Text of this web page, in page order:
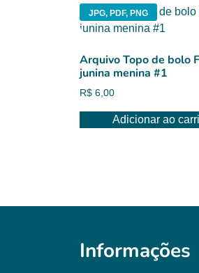
JPG, PDF, PNG
Arquivo Topo de bolo
junina menina #1
R$ 6,00
Adicionar ao
Informações